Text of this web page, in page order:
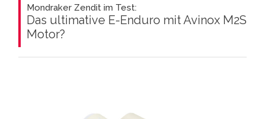
Mondraker Zendit im Test:
Das ultimative E-Enduro mit Avinox M2S
Motor?